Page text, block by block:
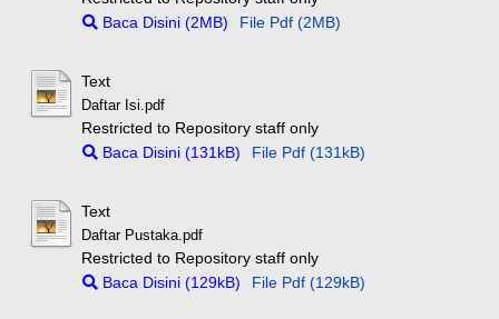
Baca Disini (2MB)
File Pdf (2MB)
Text
Daftar Isi.pdf
Restricted to Repository staff only
Baca Disini (131kB)
File Pdf (131kB)
Text
Daftar Pustaka.pdf
Restricted to Repository staff only
Baca Disini (129kB)
File Pdf (129kB)